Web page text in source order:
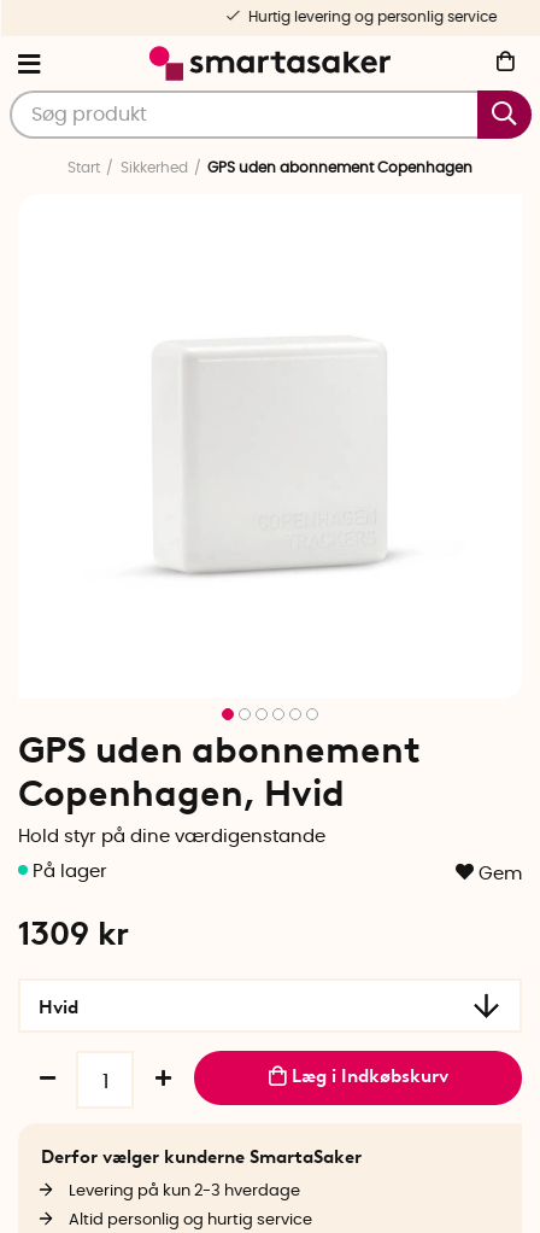
Hurtig levering og personlig service
Start Sikkerhed GPS uden abonnement Copenhagen
GPS uden abonnement
Copenhagen, Hvid
Hold styr på dine værdigenstande
Gem
1309 kr
Hvid
Læg i Indkøbskurv
Derfor vælger kunderne SmartaSaker
Levering på kun 2-3 hverdage
Altid personlig og hurtig service